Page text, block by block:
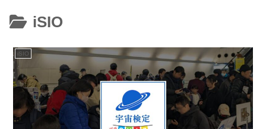
iSIO
iSIO